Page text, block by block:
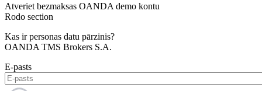
Atveriet bezmaksas OANDA demo kontu
Rodo section
Kas ir personas datu pārzinis?
OANDA TMS Brokers S.A.
E-pasts